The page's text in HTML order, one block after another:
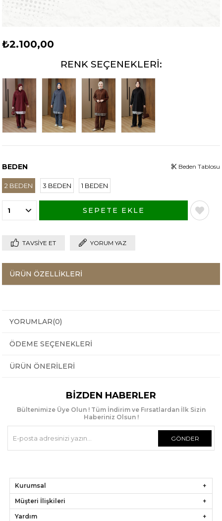
₺2.100,00
RENK SEÇENEKLERİ:
BEDEN
2 BEDEN 3 BEDEN 1 BEDEN
Beden Tablosu
TAVSIYE ET YORUM YAZ
ÜRÜN ÖZELLIKLERI
YORUMLAR(0)
ÖDEME SEÇENEKLERI
ÜRÜN ÖNERILERI
BIZDEN HABERLER
Bültenimize Üye Olun ! Tüm İndirim ve Fırsatlardan İlk Sizin
Haberiniz Olsun !
GÖNDER
Kurumsal
Müşteri İlişkileri
Yardım